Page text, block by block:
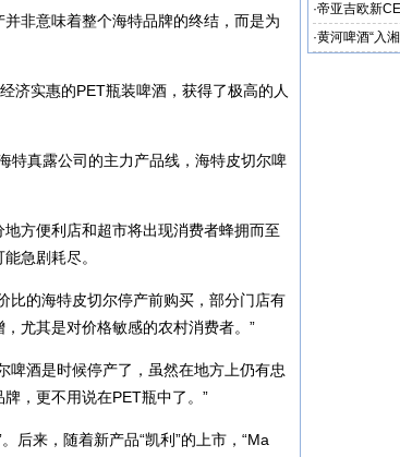
非意味着整个海特品牌的终结，而是为
济实惠的PET瓶装啤酒，获得了极高的人
特真露公司的主力产品线，海特皮切尔啤
方便利店和超市将出现消费者蜂拥而至
急剧耗尽。
比的海特皮切尔停产前购买，部分门店有
尤其是对价格敏感的农村消费者。”
啤酒是时候停产了，虽然在地方上仍有忠
，更不用说在PET瓶中了。”
后来，随着新产品“凯利”的上市，“Ma
·帝亚吉欧新
·黄河啤酒“入